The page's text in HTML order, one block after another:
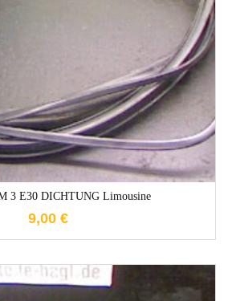
3 E30 DICHTUNG Limousine
9,00 €